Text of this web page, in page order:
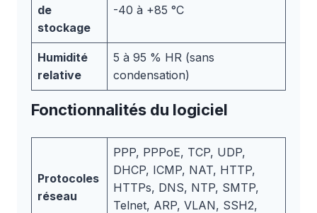
de
stockage
-40 à +85 °C
Humidité
relative
5 à 95 % HR (sans
condensation)
Fonctionnalités du logiciel
Protocoles
réseau
PPP, PPPoE, TCP, UDP,
DHCP, ICMP, NAT, HTTP,
HTTPs, DNS, NTP, SMTP,
Telnet, ARP, VLAN, SSH2,